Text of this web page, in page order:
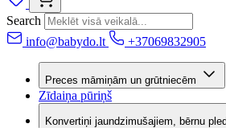
Search
info@babydo.lt
+37069832905
Preces māmiņām un grūtniecēm
Zīdaiņa pūriņš
Konvertiņi jaundzimušajiem, bērnu